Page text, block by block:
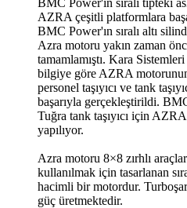
AZRA çeşitli platformlara
BMC Power'ın sıralı altı
Azra motoru yakın zaman
tamamlamıştı. Kara
bilgiye göre AZRA
personel taşıyıcı ve tank
başarıyla gerçekleştirildi.
Tuğra tank taşıyıcı için
yapılıyor.
Azra motoru 8×8 zırhlı
kullanılmak için tasarlanan
hacimli bir motordur.
güç üretmektedir.